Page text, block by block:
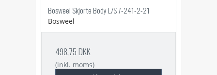
Bosweel Skjorte Body L/S 7-241-2-21
Bosweel
498,75 DKK
(inkl. moms)